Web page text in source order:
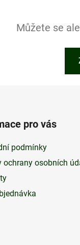
Můžete se
pro vás
podmínky
ochrany osobních